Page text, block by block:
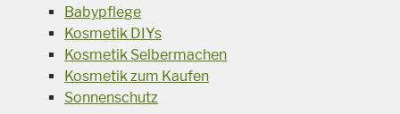
Babypflege
Kosmetik DIYs
Kosmetik Selbermachen
Kosmetik zum Kaufen
Sonnenschutz